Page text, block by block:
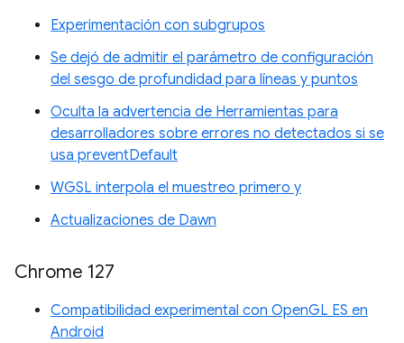
Experimentación con subgrupos
Se dejó de admitir el parámetro de configuración
del sesgo de profundidad para líneas y puntos
Oculta la advertencia de Herramientas para
desarrolladores sobre errores no detectados si se
usa preventDefault
WGSL interpola el muestreo primero y
Actualizaciones de Dawn
Chrome 127
Compatibilidad experimental con OpenGL ES en
Android